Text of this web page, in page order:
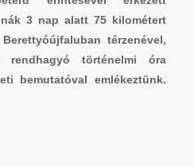
3 nap alatt 75 kilométert
térzenével,
rendhagyó történelmi óra
bemutatóval emlékeztünk.